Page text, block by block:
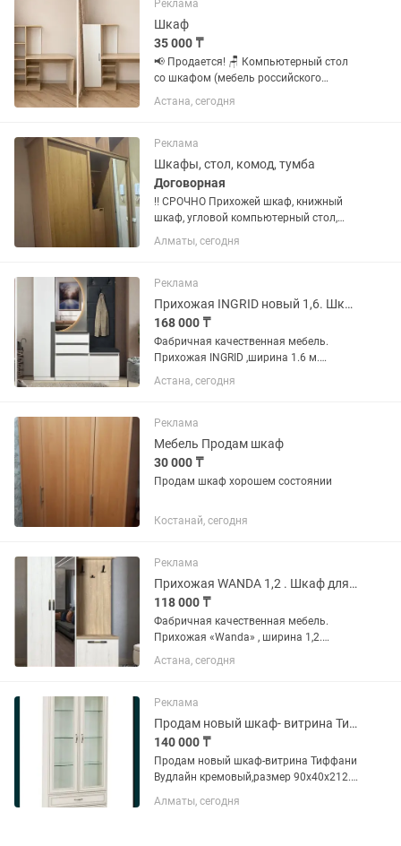
Реклама
Шкаф
35 000 ₸
📢 Продается! 🪑 Компьютерный стол
со шкафом (мебель российского
производства) ✅ В отличном
состоянии, использовался аккуратно.
– дуб сонома, отлично впишется в...
Астана, сегодня
Реклама
Шкафы, стол, комод, тумба
Договорная
‼️ СРОЧНО Прихожей шкаф, книжный
шкаф, угловой компьютерный стол,
комод, тумба
Алматы, сегодня
Реклама
Прихожая INGRID новый 1,6. Шкаф для прихожей
168 000 ₸
Фабричная качественная мебель.
Прихожая INGRID ,ширина 1.6 м.
Размеры указаны на фото . В наличии
в Астане . Отправка в другие города.
черте города Астана Так же...
Астана, сегодня
Реклама
Мебель Продам шкаф
30 000 ₸
Продам шкаф хорошем состоянии
Костанай, сегодня
Реклама
Прихожая WANDA 1,2 . Шкаф для прихожей
118 000 ₸
Фабричная качественная мебель.
Прихожая «Wanda» , ширина 1,2.
Размеры указаны на фото .в наличии в
Астане . Так же ,отправка в другие
БЕСПЛАТНО черте города Астана. Так...
Астана, сегодня
Реклама
Продам новый шкаф- витрина Тиффани Вудлайн кремовый
140 000 ₸
Продам новый шкаф-витрина Тиффани
Вудлайн кремовый,размер 90х40х212.
посуда на них будет смотреться
Алматы, сегодня